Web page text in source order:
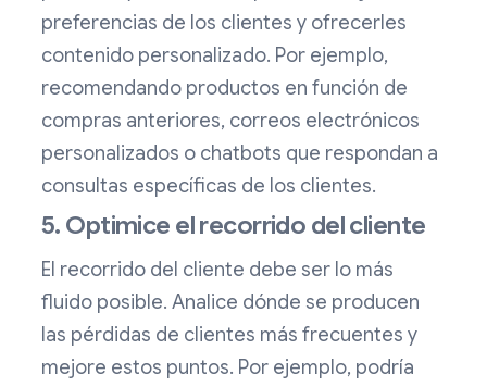
preferencias de los clientes y ofrecerles
contenido personalizado. Por ejemplo,
recomendando productos en función de
compras anteriores, correos electrónicos
personalizados o chatbots que respondan a
consultas específicas de los clientes.
5. Optimice el recorrido del cliente
El recorrido del cliente debe ser lo más
fluido posible. Analice dónde se producen
las pérdidas de clientes más frecuentes y
mejore estos puntos. Por ejemplo, podría